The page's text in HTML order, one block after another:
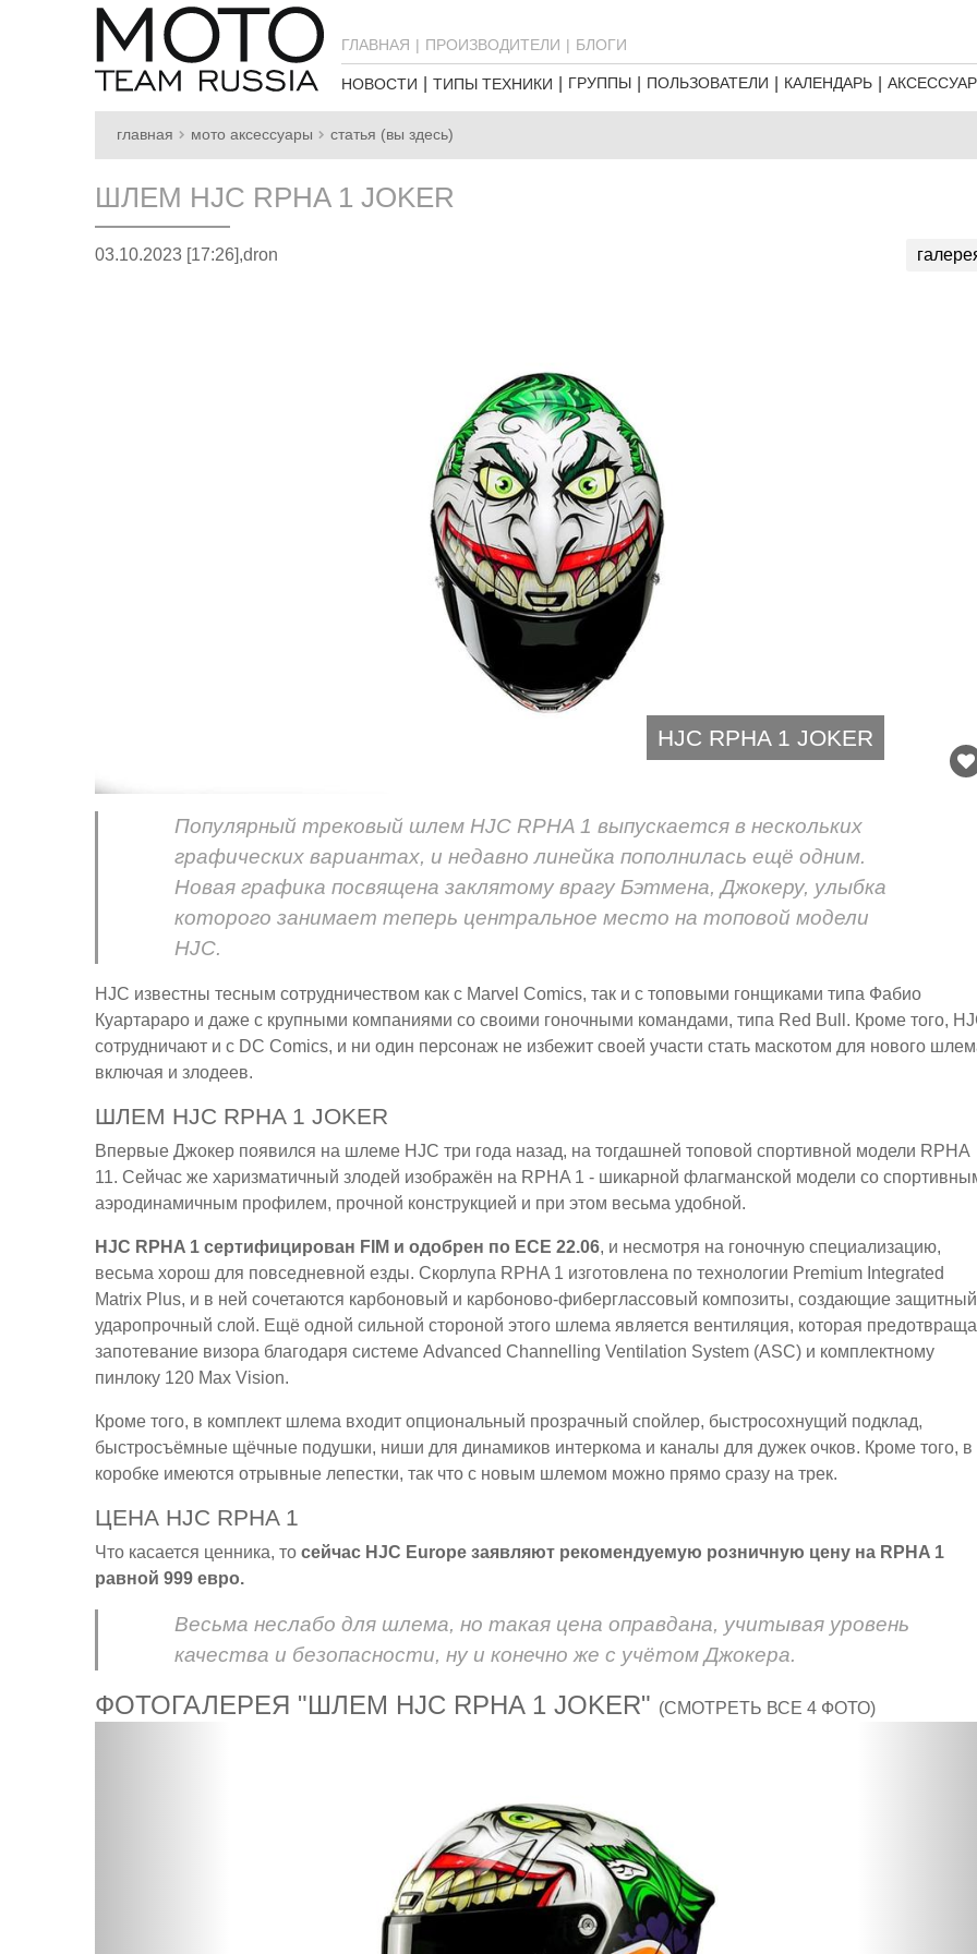
ГЛАВНАЯ ПРОИЗВОДИТЕЛИ БЛОГИ
НОВОСТИ ТИПЫ ТЕХНИКИ ГРУППЫ ПОЛЬЗОВАТЕЛИ КАЛЕНДАРЬ
главная мото аксессуары статья (вы здесь)
ШЛЕМ HJC RPHA 1 JOKER
03.10.2023 [17:26],dron
HJC RPHA 1 JOKER
Популярный трековый шлем HJC RPHA 1 выпускается в нескольких
графических вариантах, и недавно линейка пополнилась ещё одним.
Новая графика посвящена заклятому врагу Бэтмена, Джокеру, улыбка
которого занимает теперь центральное место на топовой модели
HJC.
HJC известны тесным сотрудничеством как с Marvel Comics, так и с топовыми гонщиками типа Фабио
Куартараро и даже с крупными компаниями со своими гоночными командами, типа Red Bull. Кроме того,
сотрудничают и с DC Comics, и ни один персонаж не избежит своей участи стать маскотом для нового
включая и злодеев.
ШЛЕМ HJC RPHA 1 JOKER
Впервые Джокер появился на шлеме HJC три года назад, на тогдашней топовой спортивной модели RPHA
11. Сейчас же харизматичный злодей изображён на RPHA 1 - шикарной флагманской модели со
аэродинамичным профилем, прочной конструкцией и при этом весьма удобной.
HJC RPHA 1 сертифицирован FIM и одобрен по ECE 22.06, и несмотря на гоночную специализацию,
весьма хорош для повседневной езды. Скорлупа RPHA 1 изготовлена по технологии Premium Integrated
Matrix Plus, и в ней сочетаются карбоновый и карбоново-фиберглассовый композиты, создающие защитный
ударопрочный слой. Ещё одной сильной стороной этого шлема является вентиляция, которая
запотевание визора благодаря системе Advanced Channelling Ventilation System (ASC) и комплектному
пинлоку 120 Max Vision.
Кроме того, в комплект шлема входит опциональный прозрачный спойлер, быстросохнущий подклад,
быстросъёмные щёчные подушки, ниши для динамиков интеркома и каналы для дужек очков. Кроме того, в
коробке имеются отрывные лепестки, так что с новым шлемом можно прямо сразу на трек.
ЦЕНА HJC RPHA 1
Что касается ценника, то сейчас HJC Europe заявляют рекомендуемую розничную цену на RPHA 1
равной 999 евро.
Весьма неслабо для шлема, но такая цена оправдана, учитывая уровень
качества и безопасности, ну и конечно же с учётом Джокера.
ФОТОГАЛЕРЕЯ "ШЛЕМ HJC RPHA 1 JOKER" (СМОТРЕТЬ ВСЕ 4 ФОТО)